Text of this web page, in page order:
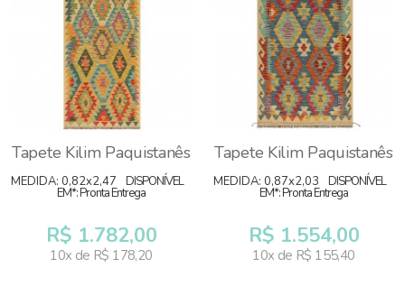
Tapete Kilim Paquistanês
MEDIDA: 0,82x2,47 DISPONÍVEL
EM*: Pronta Entrega
R$ 1.782,00
10x de R$ 178,20
Tapete Kilim Paquistanês
MEDIDA: 0,87x2,03 DISPONÍVEL
EM*: Pronta Entrega
R$ 1.554,00
10x de R$ 155,40